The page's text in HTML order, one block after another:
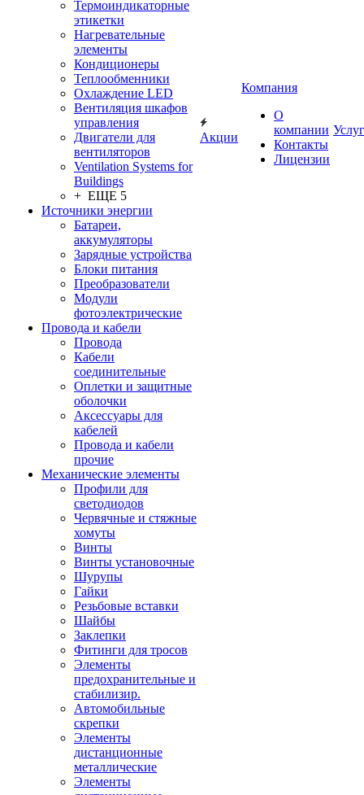
Термоиндикаторные
этикетки
Нагревательные
элементы
Кондиционеры
Теплообменники
Охлаждение LED
Вентиляция шкафов
управления
Двигатели для
вентиляторов
Ventilation Systems for
Buildings
+ ЕЩЕ 5
Источники энергии
Батареи,
аккумуляторы
Зарядные устройства
Блоки питания
Преобразователи
Модули
фотоэлектрические
Провода и кабели
Провода
Кабели
соединительные
Оплетки и защитные
оболочки
Аксессуары для
кабелей
Провода и кабели
прочие
Механические элементы
Профили для
светодиодов
Червячные и стяжные
хомуты
Винты
Винты установочные
Шурупы
Гайки
Резьбовые вставки
Шайбы
Заклепки
Фитинги для тросов
Элементы
предохранительные и
стабилизир.
Автомобильные
скрепки
Элементы
дистанционные
металлические
Элементы
Акции
Компания
О
компании
Контакты
Лицензии